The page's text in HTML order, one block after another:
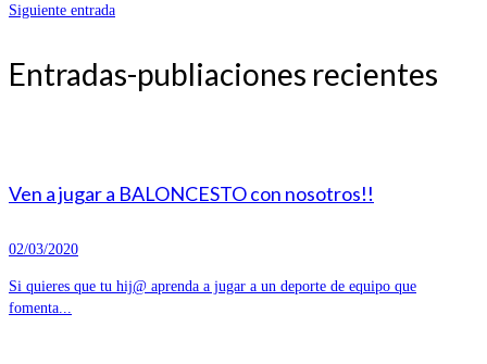
Siguiente entrada
Entradas-publiaciones recientes
Ven a jugar a BALONCESTO con nosotros!!
02/03/2020
Si quieres que tu hij@ aprenda a jugar a un deporte de equipo que
fomenta...